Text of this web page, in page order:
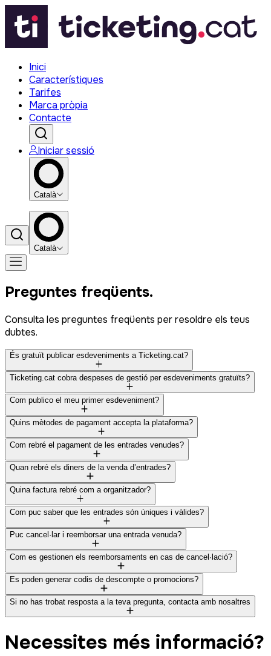
Inici
Característiques
Tarifes
Marca pròpia
Contacte
Iniciar sessió
Català
Català
Preguntes freqüents.
Consulta les preguntes freqüents per resoldre els teus
dubtes.
És gratuït publicar esdeveniments a Ticketing.cat?
Ticketing.cat cobra despeses de gestió per esdeveniments gratuïts?
Com publico el meu primer esdeveniment?
Quins mètodes de pagament accepta la plataforma?
Com rebré el pagament de les entrades venudes?
Quan rebré els diners de la venda d’entrades?
Quina factura rebré com a organitzador?
Com puc saber que les entrades són úniques i vàlides?
Puc cancel·lar i reemborsar una entrada venuda?
Com es gestionen els reemborsaments en cas de cancel·lació?
Es poden generar codis de descompte o promocions?
Si no has trobat resposta a la teva pregunta, contacta amb nosaltres
Necessites més informació?